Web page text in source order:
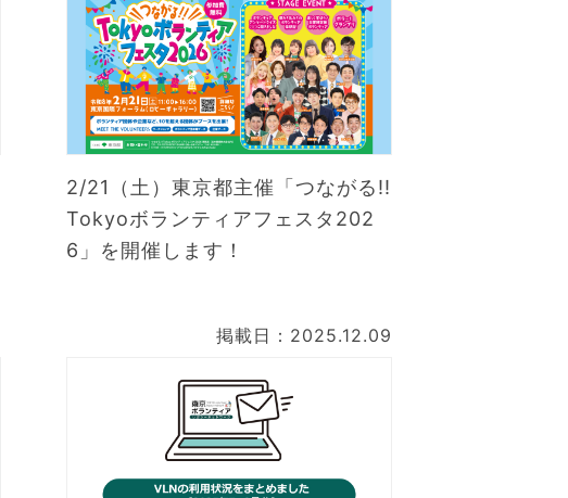
2/21（土）東京都主催「つながる!!
Tokyoボランティアフェスタ202
6」を開催します！
掲載日：2025.12.09